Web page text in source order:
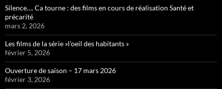
Silence…. Ca tourne : des films en cours de réalisation Santé et
précarité
mars 2, 2026
Les films de la série »l’oeil des habitants »
février 5, 2026
Ouverture de saison – 17 mars 2026
février 3, 2026